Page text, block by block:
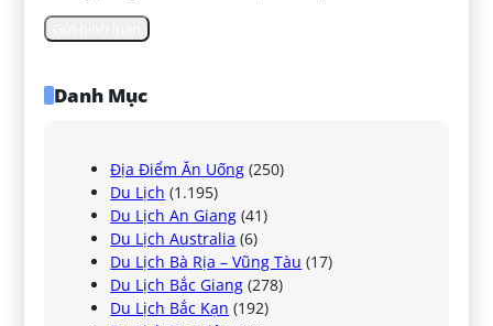
Danh Mục
Địa Điểm Ăn Uống (250)
Du Lịch (1.195)
Du Lịch An Giang (41)
Du Lịch Australia (6)
Du Lịch Bà Rịa – Vũng Tàu (17)
Du Lịch Bắc Giang (278)
Du Lịch Bắc Kạn (192)